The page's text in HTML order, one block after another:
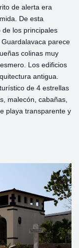
de alerta era
De esta
los principales
parece
colinas muy
Los edificios
antigua.
de 4 estrellas
malecón, cabañas,
playa transparente y